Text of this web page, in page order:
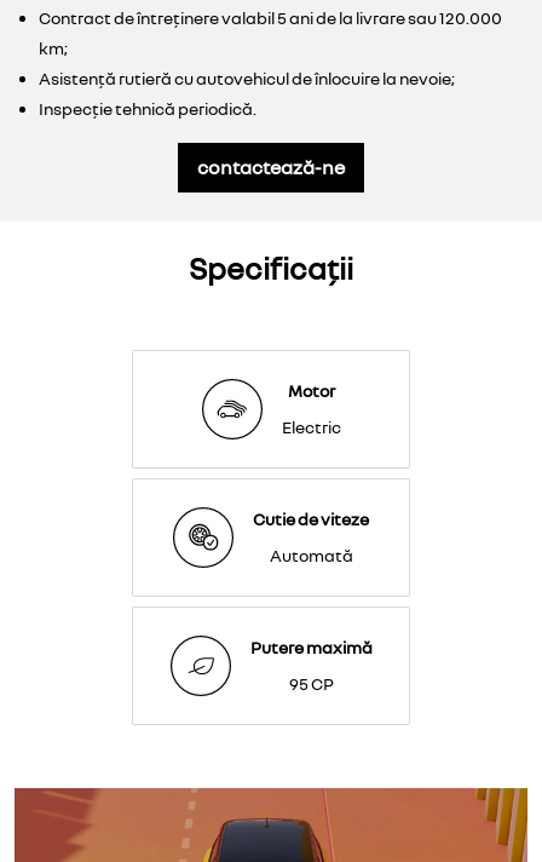
Contract de întreținere valabil 5 ani de la livrare sau 120.000
km;
Asistență rutieră cu autovehicul de înlocuire la nevoie;
Inspecție tehnică periodică.
contactează-ne
Specificații
Motor
Electric
Cutie de viteze
Automată
Putere maximă
95 CP